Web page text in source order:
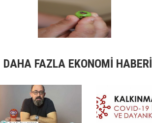
DAHA FAZLA EKONOMİ HABERİ